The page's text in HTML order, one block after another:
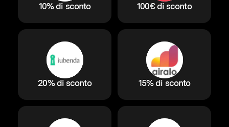
10% di sconto 100€ di sconto
20% di sconto 15% di sconto